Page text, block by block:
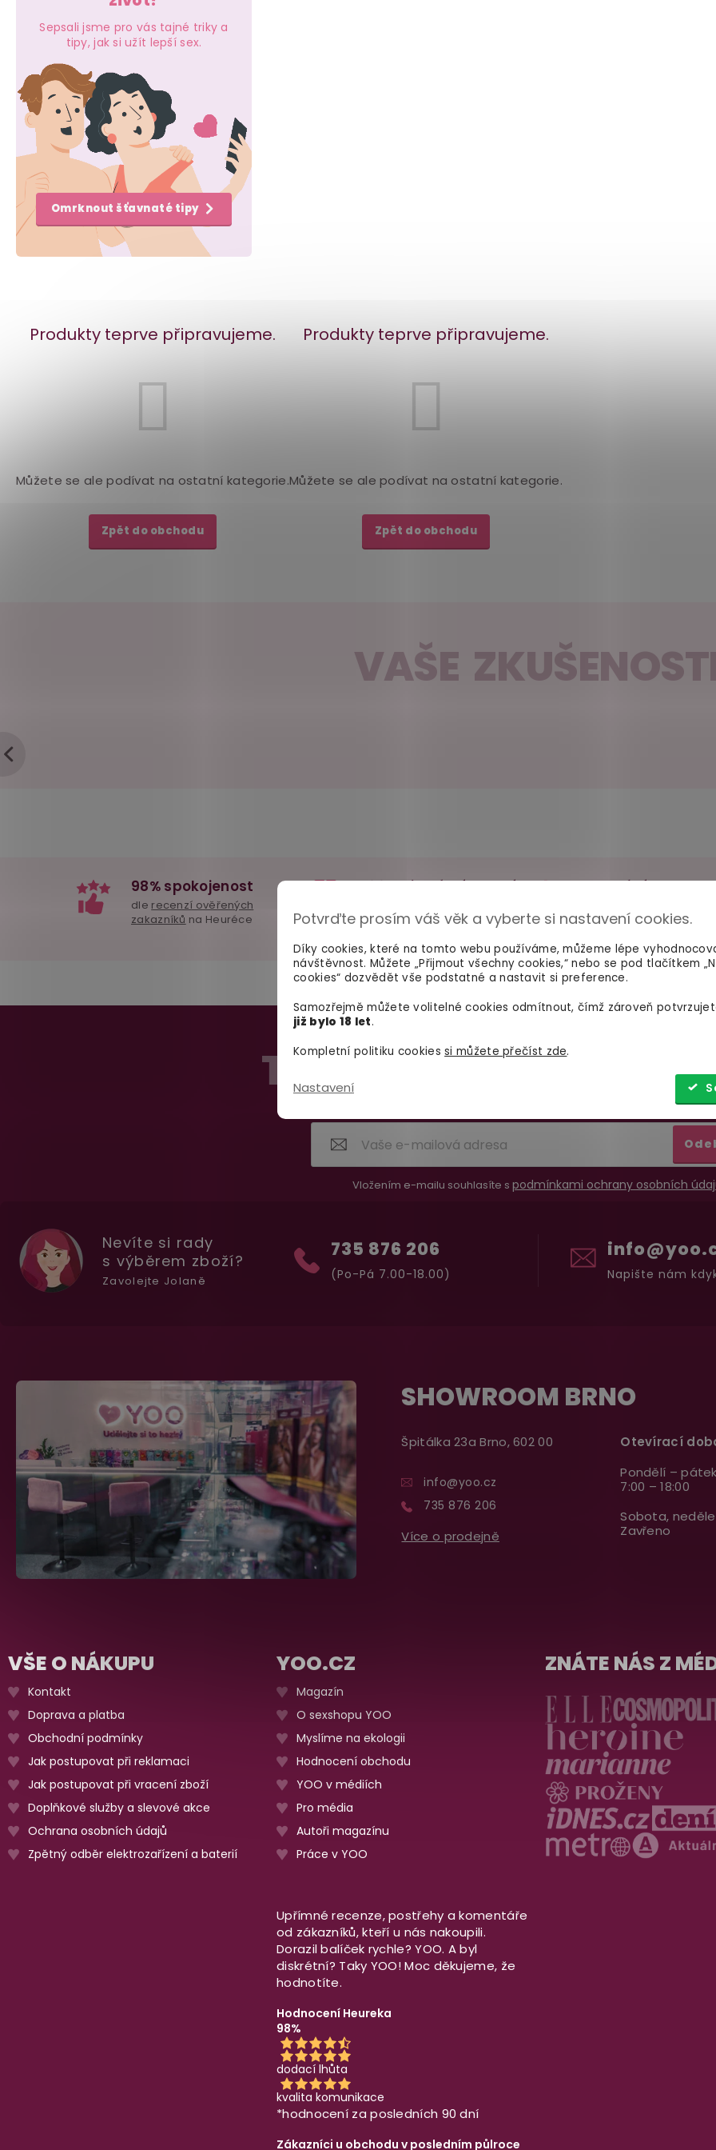
Potvrďte prosím váš věk a vyberte si nastavení cookies.
Díky cookies, které na tomto webu používáme, můžeme lépe
návštěvnost. Můžete „Přijmout všechny cookies,“ nebo se pod tlačítkem
cookies“ dozvědět vše podstatné a nastavit si preference.
Samozřejmě můžete volitelné cookies odmítnout, čímž zároveň
již bylo 18 let.
Kompletní politiku cookiessi můžete přečíst zde.
Nastavení
Sepsali jsme pro vás tajné triky a
tipy, jak si užít lepší sex.
Omrknout šťavnaté tipy
Produkty teprve připravujeme.
Můžete se ale podívat na ostatní kategorie.
Zpět do obchodu
Produkty teprve připravujeme.
Můžete se ale podívat na ostatní kategorie.
Zpět do obchodu
VAŠE
98% spokojenost
dle recenzí ověřených
zakazníků na Heuréce
100% diskrétní balení
objednali. Mrkněte, jak vypadá
Dodání do 2. dne
máme skladem a
TAJNÉ TRIKY PRO
Vložením e-mailu souhlasíte s podmínkami ochrany osobních
Napište nám
735 876 206
(Po-Pá 7.00-18.00)
Nevíte si rady
s výběrem zboží?
Zavolejte Jolaně
SHOWROOM BRNO
Špitálka 23a Brno, 602 00
info@yoo.cz
735 876 206
Více o prodejně
Otevírací
Pondělí –
7:00 – 18:00
Sobota, neděle
Zavřeno
VŠE O NÁKUPU
Kontakt
Doprava a platba
Obchodní podmínky
Jak postupovat při reklamaci
Jak postupovat při vracení zboží
Doplňkové služby a slevové akce
Ochrana osobních údajů
Zpětný odběr elektrozařízení a baterií
YOO.CZ
Magazín
O sexshopu YOO
Myslíme na ekologii
Hodnocení obchodu
YOO v médiích
Pro média
Autoři magazínu
Práce v YOO
ZNÁTE NÁS Z
Upřímné recenze, postřehy a komentáře
od zákazníků, kteří u nás nakoupili.
Dorazil balíček rychle? YOO. A byl
diskrétní? Taky YOO! Moc děkujeme, že
hodnotíte.
Hodnocení Heureka
98%
dodací lhůta
kvalita komunikace
*hodnocení za posledních 90 dní
Zákazníci u obchodu v posledním půlroce